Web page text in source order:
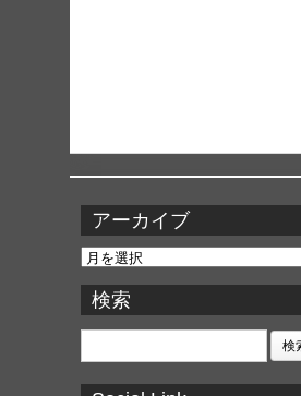
アーカイブ
ア
カ
イ
ブ
検索
検